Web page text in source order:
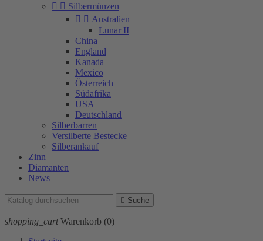
  Silbermünzen
  Australien
Lunar II
China
England
Kanada
Mexico
Österreich
Südafrika
USA
Deutschland
Silberbarren
Versilberte Bestecke
Silberankauf
Zinn
Diamanten
News
 Suche
shopping_cart Warenkorb (0)